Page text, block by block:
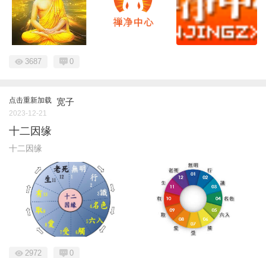
3687 0
点击重新加载 宽子
2023-12-21
十二因缘
十二因缘
2972 0